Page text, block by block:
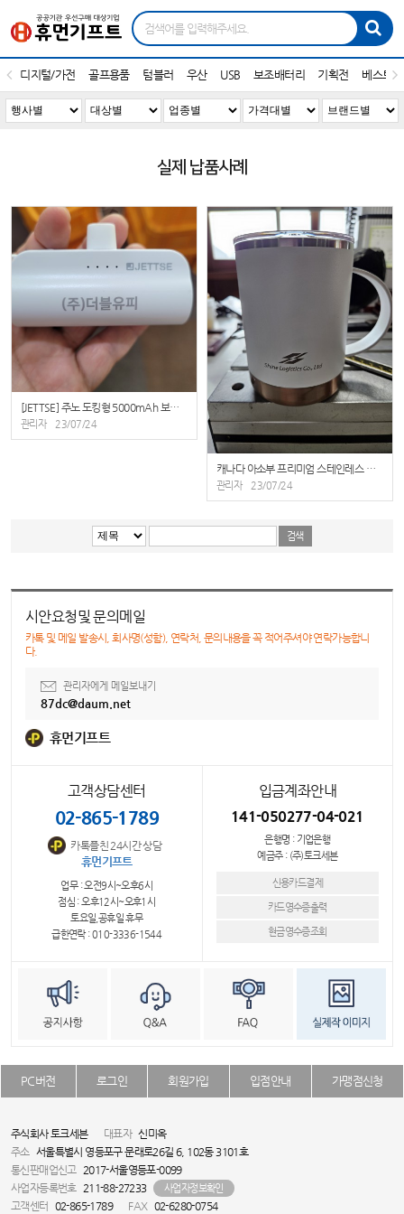
디지털/가전 골프용품 텀블러 우산 USB 보조배터리 기획전 베스트
실제 납품사례
[JETTSE] 주노 도킹형 5000mAh 보조배터리
관리자 23/07/24
캐나다 아소부 프리미엄 스테인레스 얼티밋머그 360ML 내부 세라믹 코팅 (5 Colors)
관리자 23/07/24
시안요청및 문의메일
카톡 및 메일 발송시, 회사명(성함), 연락처, 문의내용을 꼭 적어주셔야 연락가능합니
다.
관리자에게 메일보내기
87dc@daum.net
휴먼기프트
고객상담센터
02-865-1789
카톡플친 24시간 상담
휴먼기프트
업무 : 오전9시~오후6시
점심 : 오후12시~오후1시
토요일,공휴일 휴무
급한연락 : 010-3336-1544
입금계좌안내
141-050277-04-021
은행명 : 기업은행
예금주 : (주)토크세븐
신용카드결제
카드영수증출력
현금영수증조회
PC버전 로그인 회원가입 입점안내 가맹점신청
주식회사 토크세븐 대표자 신미옥
주소 서울특별시 영등포구 문래로26길 6, 102동 3101호
통신판매업신고 2017-서울영등포-0099
사업자등록번호 211-88-27233 사업자정보확인
고객센터 02-865-1789 FAX 02-6280-0754